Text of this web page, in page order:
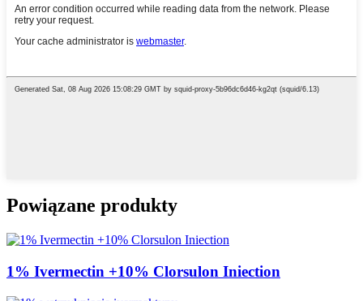
Powiązane produkty
1% Ivermectin +10% Clorsulon Iniection